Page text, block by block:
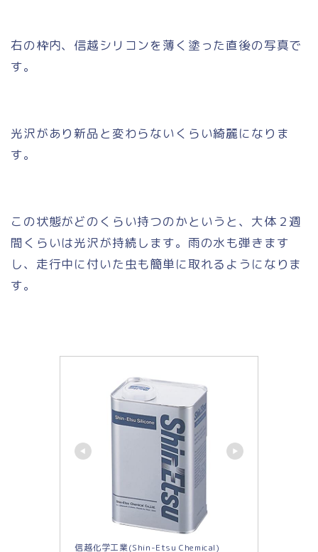
右の枠内、信越シリコンを薄く塗った直後の写真で
す。
光沢があり新品と変わらないくらい綺麗になりま
す。
この状態がどのくらい持つのかというと、大体２週
間くらいは光沢が持続します。雨の水も弾きます
し、走行中に付いた虫も簡単に取れるようになりま
す。
信越化学工業(Shin-Etsu Chemical)